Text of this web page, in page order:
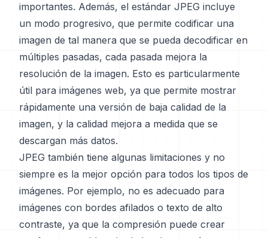
importantes. Además, el estándar JPEG incluye
un modo progresivo, que permite codificar una
imagen de tal manera que se pueda decodificar en
múltiples pasadas, cada pasada mejora la
resolución de la imagen. Esto es particularmente
útil para imágenes web, ya que permite mostrar
rápidamente una versión de baja calidad de la
imagen, y la calidad mejora a medida que se
descargan más datos.
JPEG también tiene algunas limitaciones y no
siempre es la mejor opción para todos los tipos de
imágenes. Por ejemplo, no es adecuado para
imágenes con bordes afilados o texto de alto
contraste, ya que la compresión puede crear